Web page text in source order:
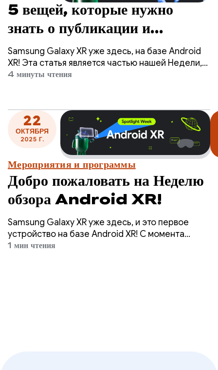
5 вещей, которые нужно
знать о публикации и
распространении вашего
приложения для Android
XR
Samsung Galaxy XR уже здесь, на базе Android
XR! Эта статья является частью нашей Недели,
посвященной Android XR, в рамках которой мы
призвано помочь вам изучить, разработать и
подготовить ваши приложения для Android XR.
4 минуты чтения
22
ОКТЯБРЯ
2025 Г.
Мероприятия и программы
Добро пожаловать на Неделю
обзора Android XR!
Samsung Galaxy XR уже здесь, и это первое
устройство на базе Android XR! С момента
запуска предварительной версии платформы
1 мин чтения